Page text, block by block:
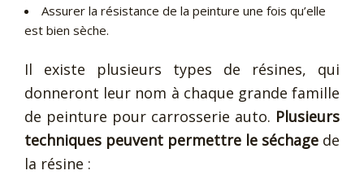
Assurer la résistance de la peinture une fois qu’elle
est bien sèche.
Il existe plusieurs types de résines, qui
donneront leur nom à chaque grande famille
de peinture pour carrosserie auto. Plusieurs
techniques peuvent permettre le séchage de
la résine :